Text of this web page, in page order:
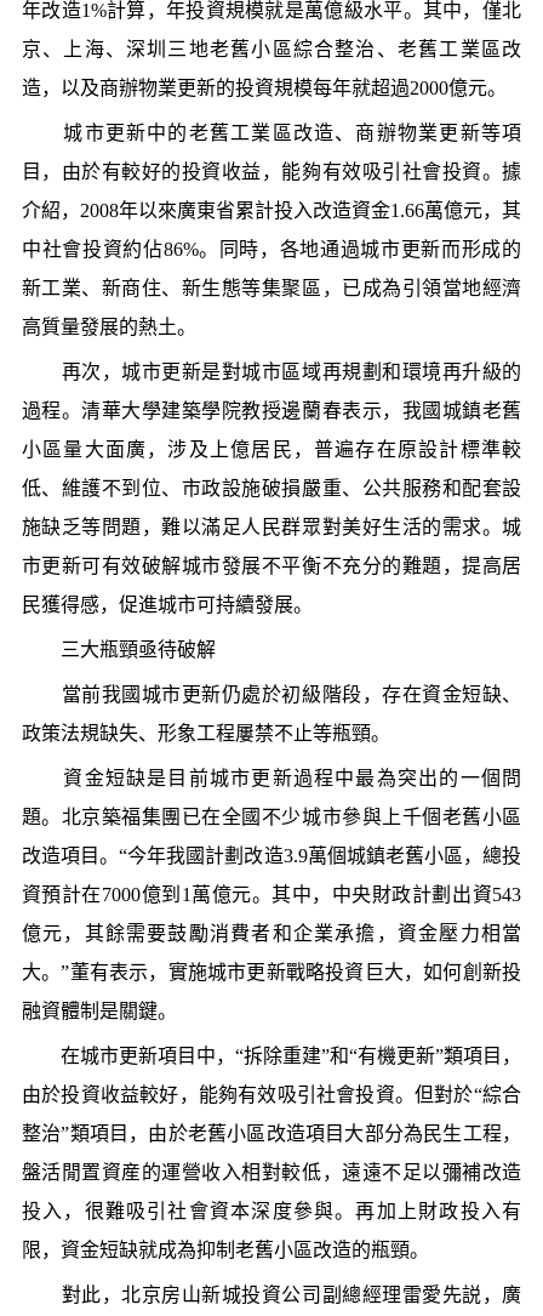
年改造1%計算，年投資規模就是萬億級水平。其中，僅北
京、上海、深圳三地老舊小區綜合整治、老舊工業區改
造，以及商辦物業更新的投資規模每年就超過2000億元。
城市更新中的老舊工業區改造、商辦物業更新等項
目，由於有較好的投資收益，能夠有效吸引社會投資。據
介紹，2008年以來廣東省累計投入改造資金1.66萬億元，其
中社會投資約佔86%。同時，各地通過城市更新而形成的
新工業、新商住、新生態等集聚區，已成為引領當地經濟
高質量發展的熱土。
再次，城市更新是對城市區域再規劃和環境再升級的
過程。清華大學建築學院教授邊蘭春表示，我國城鎮老舊
小區量大面廣，涉及上億居民，普遍存在原設計標準較
低、維護不到位、市政設施破損嚴重、公共服務和配套設
施缺乏等問題，難以滿足人民群眾對美好生活的需求。城
市更新可有效破解城市發展不平衡不充分的難題，提高居
民獲得感，促進城市可持續發展。
三大瓶頸亟待破解
當前我國城市更新仍處於初級階段，存在資金短缺、
政策法規缺失、形象工程屢禁不止等瓶頸。
資金短缺是目前城市更新過程中最為突出的一個問
題。北京築福集團已在全國不少城市參與上千個老舊小區
改造項目。“今年我國計劃改造3.9萬個城鎮老舊小區，總投
資預計在7000億到1萬億元。其中，中央財政計劃出資543
億元，其餘需要鼓勵消費者和企業承擔，資金壓力相當
大。”董有表示，實施城市更新戰略投資巨大，如何創新投
融資體制是關鍵。
在城市更新項目中，“拆除重建”和“有機更新”類項目，
由於投資收益較好，能夠有效吸引社會投資。但對於“綜合
整治”類項目，由於老舊小區改造項目大部分為民生工程，
盤活閒置資産的運營收入相對較低，遠遠不足以彌補改造
投入，很難吸引社會資本深度參與。再加上財政投入有
限，資金短缺就成為抑制老舊小區改造的瓶頸。
對此，北京房山新城投資公司副總經理雷愛先説，廣